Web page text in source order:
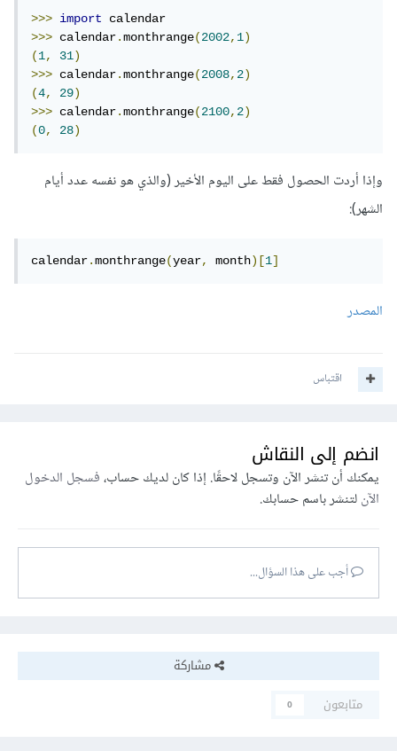
>>> import
>>> calendar.monthrange(2002,1)
(1, 31)
>>> calendar.monthrange(2008,2)
(4, 29)
>>> calendar.monthrange(2100,2)
(0, 28)
وإذا أردت الحصول فقط على اليوم الأخير (والذي هو نفسه عدد أيام
الشهر):
calendar.monthrange(year, month)[1]
المصدر
اقتباس
انضم إلى النقاش
يمكنك أن تنشر الآن وتسجل لاحقًا. إذا كان لديك حساب،فسجل الدخول
الآنلتنشر باسم حسابك.
أجب على هذا السؤال...
مشاركة
متابعون
0